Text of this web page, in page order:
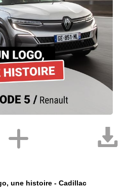
une histoire - Cadillac